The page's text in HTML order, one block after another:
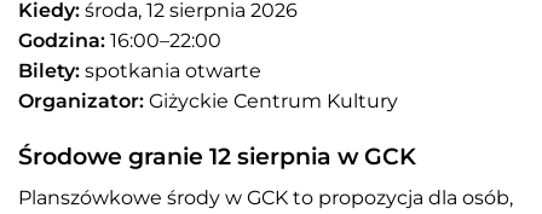
Kiedy: środa, 12 sierpnia 2026
Godzina: 16:00–22:00
Bilety: spotkania otwarte
Organizator: Giżyckie Centrum Kultury
Środowe granie 12 sierpnia w GCK
Planszówkowe środy w GCK to propozycja dla osób,